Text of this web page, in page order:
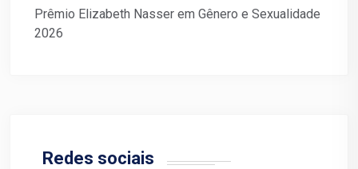
Prêmio Elizabeth Nasser em Gênero e Sexualidade
2026
Redes sociais